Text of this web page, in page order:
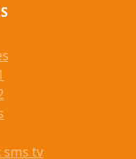
sms tv